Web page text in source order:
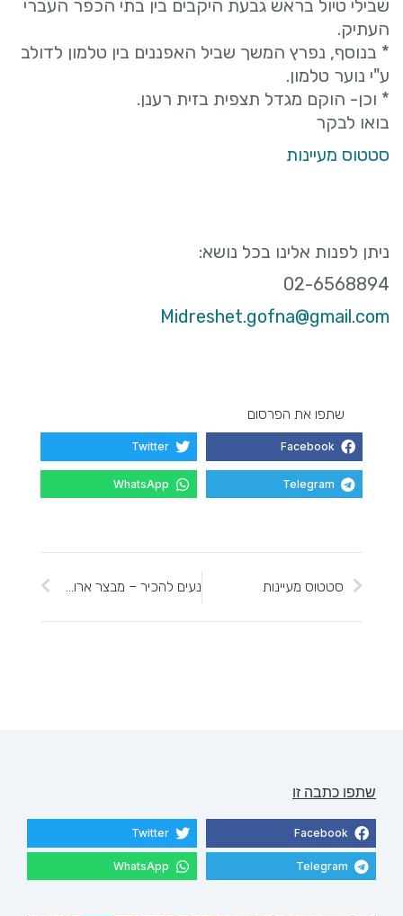
שבילי טיול בראש גבעת היקבים בין בתי הכפר העברי
העתיק.
* בנוסף, נפרץ המשך שביל האפננים בין טלמון לדולב
ע"י נוער טלמון.
* וכן- הוקם מגדל תצפית בזית רענן.
בואו לבקר
סטטוס מעיינות
ניתן לפנות אלינו בכל נושא:
02-6568894
Midreshet.gofna@gmail.com
שתפו את הפרסום
Facebook
Twitter
Telegram
WhatsApp
סטטוס מעיינות נעים להכיר – מבצר ארומה
שתפו כתבה זו
Facebook
Twitter
Telegram
WhatsApp